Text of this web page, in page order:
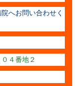
へお問い合わせく
４番地２